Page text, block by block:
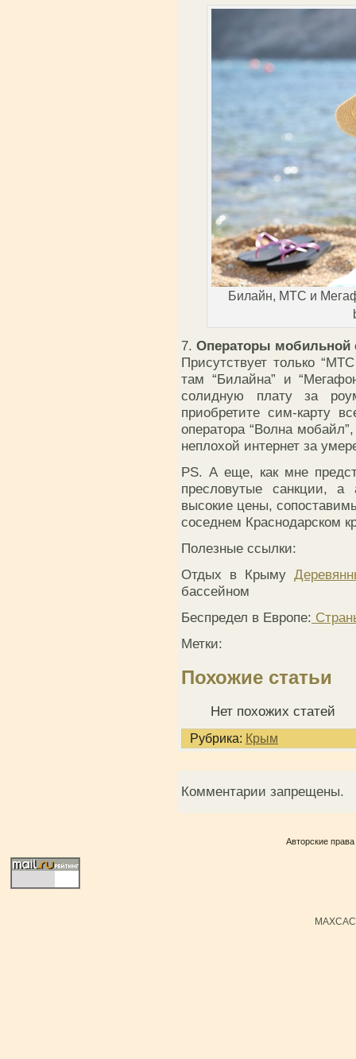
Билайн, МТС и
7. Операторы мобильной
Присутствует только
там “Билайна” и
солидную плату за
приобретите сим-карту
оператора “Волна
неплохой интернет за
PS. А еще, как мне
пресловутые санкции, а
высокие цены,
соседнем Краснодарском
Полезные ссылки:
Отдых в Крыму
бассейном
Беспредел в Европе:
Метки:
Похожие статьи
Нет похожих статей
Рубрика: Крым
Комментарии запрещены.
Авторские